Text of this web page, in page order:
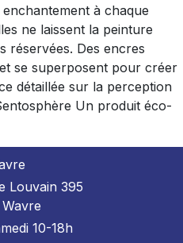
à chaque
ne laissent la peinture
réservées. Des encres
se superposent pour créer
détaillée sur la perception
Un produit éco-
Louvain 395
10-18h